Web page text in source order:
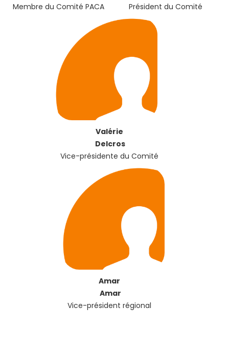
Membre du Comité PACA
Président du Comité
Valérie
Delcros
Vice-présidente du Comité
Amar
Amar
Vice-président régional